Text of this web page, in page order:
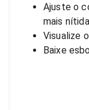
Ajuste o
mais
Visualize
Baixe